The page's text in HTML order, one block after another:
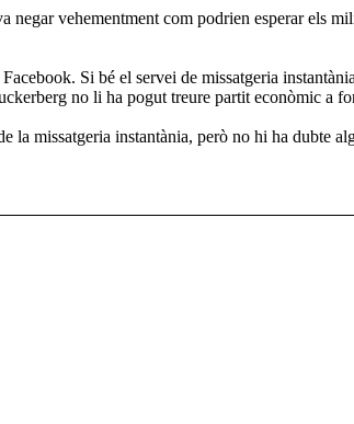
vehementment com podrien esperar els
Si bé el servei de missatgeria
no li ha pogut treure partit econòmic a
la missatgeria instantània, però no hi ha dubte